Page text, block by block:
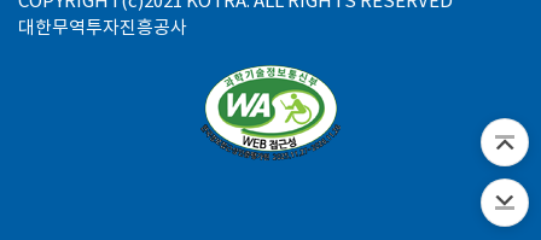
대한무역투자진흥공사